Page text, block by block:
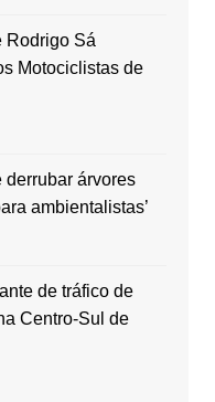
Rodrigo Sá
Motociclistas de
derrubar árvores
ambientalistas’
de tráfico de
Centro-Sul de